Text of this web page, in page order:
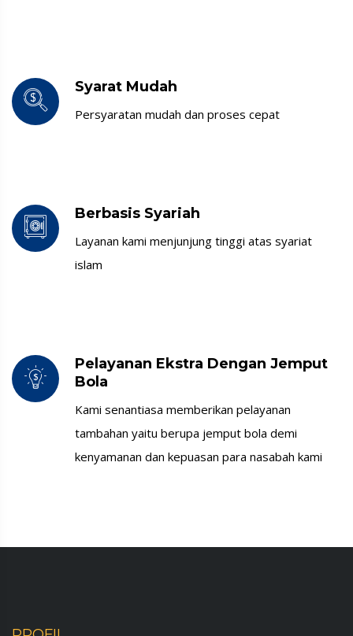
Syarat Mudah
Persyaratan mudah dan proses cepat
Berbasis Syariah
Layanan kami menjunjung tinggi atas syariat
islam
Pelayanan Ekstra Dengan Jemput
Bola
Kami senantiasa memberikan pelayanan
tambahan yaitu berupa jemput bola demi
kenyamanan dan kepuasan para nasabah kami